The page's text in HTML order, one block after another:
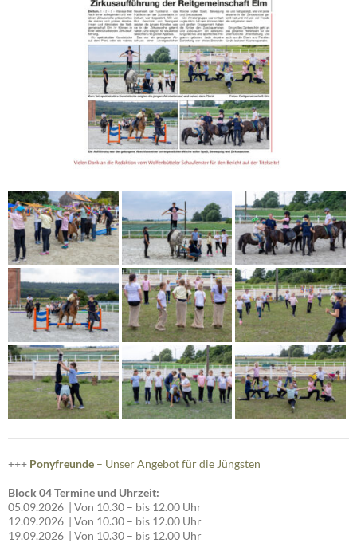
+++ Ponyfreunde – Unser Angebot für die Jüngsten
Block 04 Termine und Uhrzeit:
05.09.2026 | Von 10.30 – bis 12.00 Uhr
12.09.2026 | Von 10.30 – bis 12.00 Uhr
19.09.2026 | Von 10.30 – bis 12.00 Uhr